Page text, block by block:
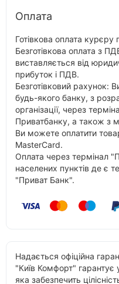
Оплата
Готівкова оплата курєру
Безготівкова оплата з
виставляється від
прибуток і ПДВ.
Безготівковий рахунок:
будь-якого банку, з
організації, через
Приватбанку, а також з
Ви можете оплатити
MasterCard.
Оплата через термінал
населених пунктів де є
"Приват Банк".
Надається офіційна
"Київ Комфорт" гарантує
яка забезпечить